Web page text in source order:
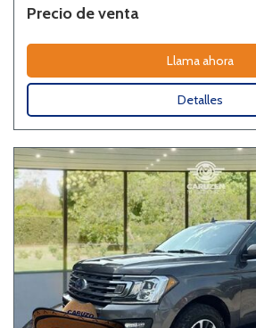
Precio de venta
Llama ahora
Detalles